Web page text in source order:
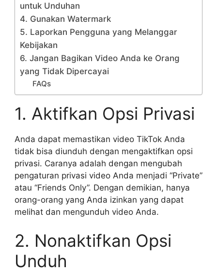
untuk Unduhan
4. Gunakan Watermark
5. Laporkan Pengguna yang Melanggar
Kebijakan
6. Jangan Bagikan Video Anda ke Orang
yang Tidak Dipercayai
FAQs
1. Aktifkan Opsi Privasi
Anda dapat memastikan video TikTok Anda
tidak bisa diunduh dengan mengaktifkan opsi
privasi. Caranya adalah dengan mengubah
pengaturan privasi video Anda menjadi “Private”
atau “Friends Only”. Dengan demikian, hanya
orang-orang yang Anda izinkan yang dapat
melihat dan mengunduh video Anda.
2. Nonaktifkan Opsi
Unduh